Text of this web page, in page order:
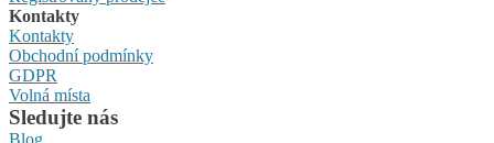
Kontakty
Kontakty
Obchodní podmínky
GDPR
Volná místa
Sledujte nás
Blog